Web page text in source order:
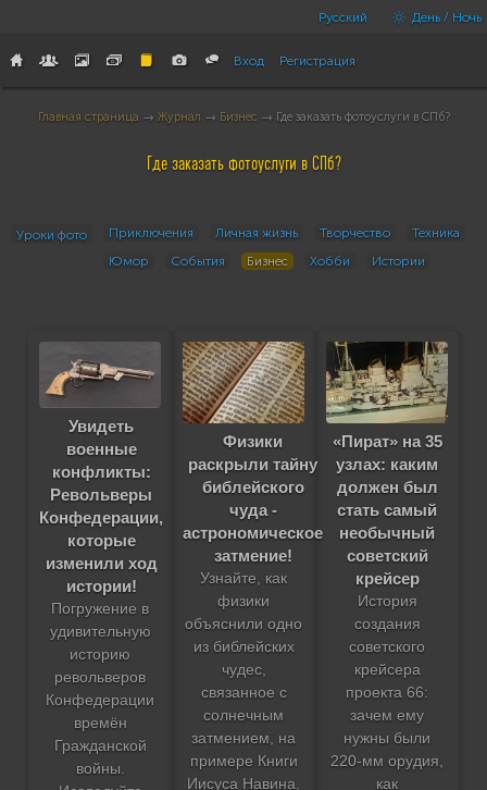
Русский День / Ночь
Вход Регистрация
Главная страница → Журнал → Бизнес → Где заказать фотоуслуги в СПб?
Где заказать фотоуслуги в СПб?
Уроки фото Приключения Личная жизнь Творчество
Техника
Юмор
События Бизнес Хобби Истории
Увидеть
военные
конфликты:
Револьверы
Конфедерации,
которые
изменили ход
истории!
Погружение в
удивительную
историю
револьверов
Конфедерации
времён
Гражданской
войны.
Физики
раскрыли тайну
библейского
чуда -
астрономическое
затмение!
Узнайте, как
физики
объяснили одно
из библейских
чудес,
связанное с
солнечным
затмением, на
примере Книги
Иисуса Навина.
«Пират» на 35
узлах: каким
должен был
стать самый
необычный
советский
крейсер
История
создания
советского
крейсера
проекта 66:
зачем ему
нужны были
220-мм орудия,
как